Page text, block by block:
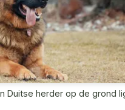
Duitse herder op de grond